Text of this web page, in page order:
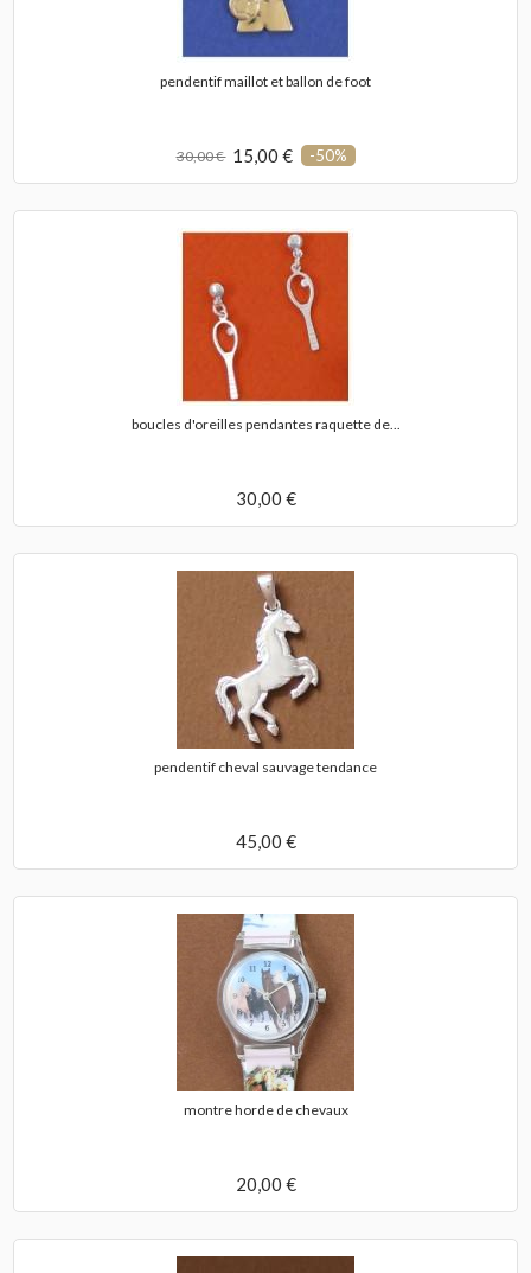
pendentif maillot et ballon de foot
30,00 € 15,00 € -50%
boucles d'oreilles pendantes raquette de...
30,00 €
pendentif cheval sauvage tendance
45,00 €
montre horde de chevaux
20,00 €